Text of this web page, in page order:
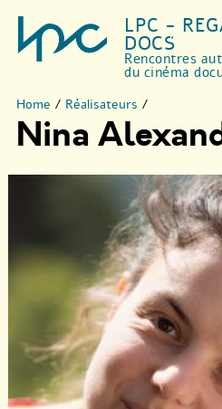
LPC -
DOCS
Rencontres
du cinéma
Home / Réalisateurs /
Nina